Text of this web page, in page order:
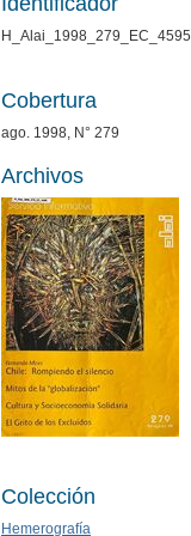
H_Alai_1998_279_EC_4595
Cobertura
ago. 1998, N° 279
Archivos
Colección
Hemerografía